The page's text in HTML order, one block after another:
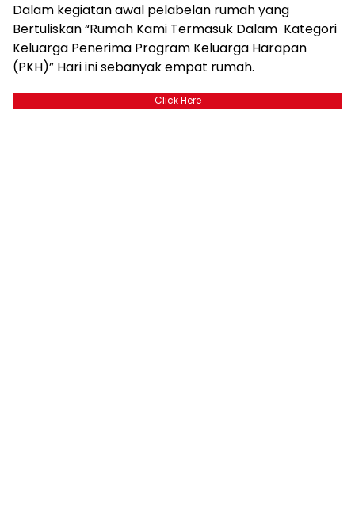
Dalam kegiatan awal pelabelan rumah yang
Bertuliskan “Rumah Kami Termasuk Dalam Kategori
Keluarga Penerima Program Keluarga Harapan
(PKH)” Hari ini sebanyak empat rumah.
Click Here